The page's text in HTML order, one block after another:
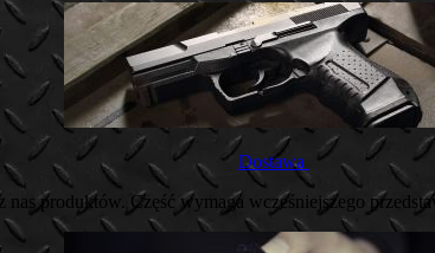
Dostawa
produktów. Część wymaga wcześniejszego